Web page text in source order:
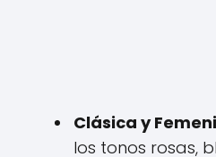
Clásica y
los tonos rosas,